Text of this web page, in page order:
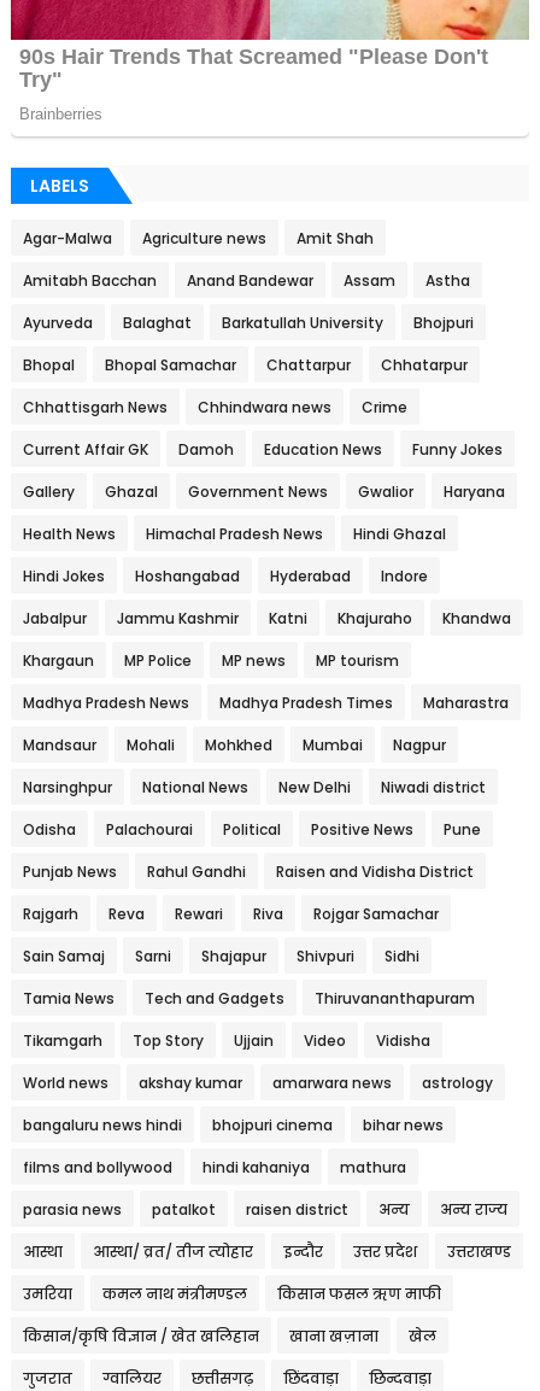
LABELS
Agar-Malwa Agriculture news Amit Shah
Amitabh Bacchan Anand Bandewar Assam Astha
Ayurveda Balaghat Barkatullah University Bhojpuri
Bhopal Bhopal Samachar Chattarpur Chhatarpur
Chhattisgarh News Chhindwara news Crime
Current Affair GK Damoh Education News Funny Jokes
Gallery Ghazal Government News Gwalior Haryana
Health News Himachal Pradesh News Hindi Ghazal
Hindi Jokes Hoshangabad Hyderabad Indore
Jabalpur Jammu Kashmir Katni Khajuraho Khandwa
Khargaun MP Police MP news MP tourism
Madhya Pradesh News Madhya Pradesh Times Maharastra
Mandsaur Mohali Mohkhed Mumbai Nagpur
Narsinghpur National News New Delhi Niwadi district
Odisha Palachourai Political Positive News Pune
Punjab News Rahul Gandhi Raisen and Vidisha District
Rajgarh Reva Rewari Riva Rojgar Samachar
Sain Samaj Sarni Shajapur Shivpuri Sidhi
Tamia News Tech and Gadgets Thiruvananthapuram
Tikamgarh Top Story Ujjain Video Vidisha
World news akshay kumar amarwara news astrology
bangaluru news hindi bhojpuri cinema bihar news
films and bollywood hindi kahaniya mathura
parasia news patalkot raisen district अन्य अन्य राज्य
आस्था आस्था/ व्रत/ तीज त्‍योहार इन्दौर उत्तर प्रदेश उत्तराखण्ड
उमरिया कमल नाथ मंत्रीमण्डल किसान फसल ऋण माफी
किसान/कृषि विज्ञान / खेत खलिहान खाना खज़ाना खेल
गुजरात ग्वालियर छत्तीसगढ़ छिंदवाड़ा छिन्दवाड़ा